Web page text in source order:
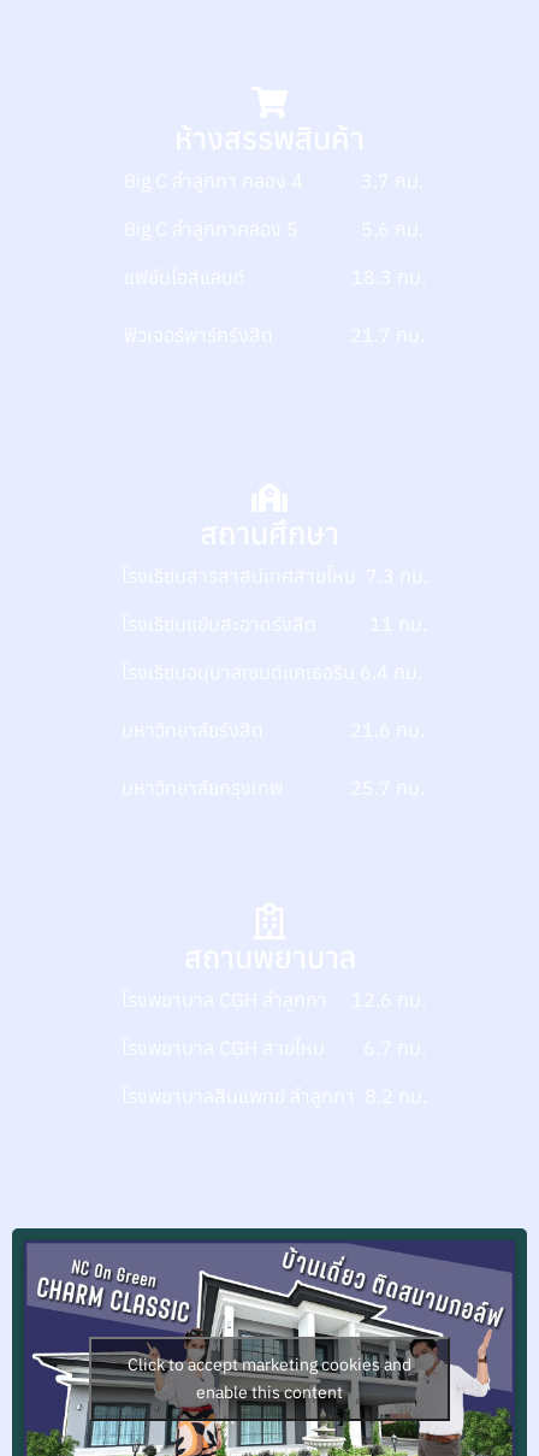
ห้างสรรพสินค้า
Big C ลำลูกกา คลอง 4 3.7 กม.
Big C ลำลูกกาคลอง 5 5.6 กม.
แฟชั่นไอส์แลนด์ 18.3 กม.
ฟิวเจอร์พาร์ครังสิต 21.7 กม.
สถานศึกษา
โรงเรียนสารสาสน์เทศสายไหม 7.3 กม.
โรงเรียนแย้มสะอาดรังสิต 11 กม.
โรงเรียนอนุบาลเซนต์แคเธอรีน 6.4 กม.
มหาวิทยาลัยรังสิต 21.6 กม.
มหาวิทยาลัยกรุงเทพ 25.7 กม.
สถานพยาบาล
โรงพยาบาล CGH ลำลูกกา 12.6 กม.
โรงพยาบาล CGH สายไหม 6.7 กม.
โรงพยาบาลสินแพทย์ ลำลูกกา 8.2 กม.
Click to accept marketing cookies and
enable this content